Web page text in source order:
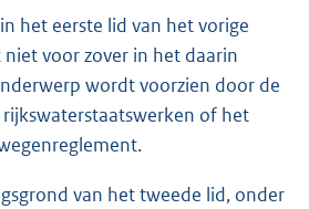
het eerste lid van het vorige
voor zover in het daarin
wordt voorzien door de
of het
van het tweede lid, onder